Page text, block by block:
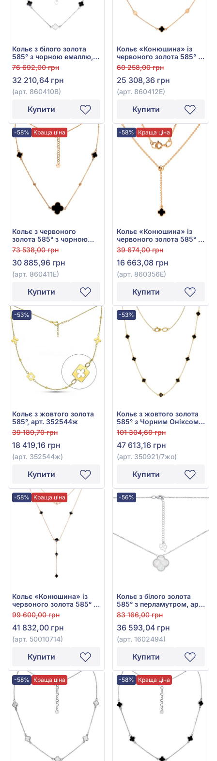
Кольє з білого золота
585° з чорною емаллю,
арт. 860410В
76 692,00 грн
32 210,64 грн
(арт. 860410В)
Купити
Кольє «Конюшина» із
червоного золота 585° з
чорною емаллю, арт.
860412Е
60 258,00 грн
25 308,36 грн
(арт. 860412Е)
Купити
-58% Краща ціна
Кольє з червоного
золота 585° з чорною
емаллю, арт. 860411Е
73 538,00 грн
30 885,96 грн
(арт. 860411Е)
Купити
-58% Краща ціна
Кольє «Конюшина» із
червоного золота 585° з
чорною емаллю, арт.
860356Е
39 674,00 грн
16 663,08 грн
(арт. 860356Е)
Купити
-53%
Кольє з жовтого золота
585°, арт. 352544ж
39 189,70 грн
18 419,16 грн
(арт. 352544ж)
Купити
-53%
Кольє з жовтого золота
585° з Чорним Оніксом,
арт. 350921/7жо
101 304,60 грн
47 613,16 грн
(арт. 350921/7жо)
Купити
-58% Краща ціна
Кольє «Конюшина» із
червоного золота 585° з
чорною емаллю, арт.
50010714
99 600,00 грн
41 832,00 грн
(арт. 50010714)
Купити
-56%
Кольє з білого золота
585° з перламутром, арт.
1602494
83 166,00 грн
36 593,04 грн
(арт. 1602494)
Купити
-58% Краща ціна -58% Краща ціна